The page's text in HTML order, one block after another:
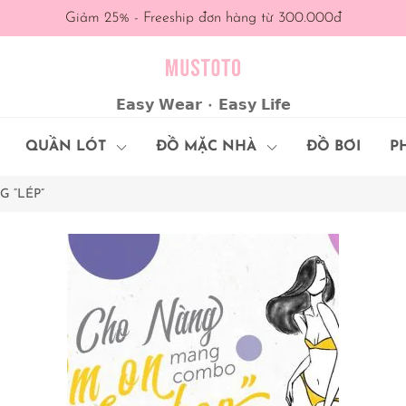
Giảm 25% - Freeship đơn hàng từ 300.000đ
𝗘𝗮𝘀𝘆 𝗪𝗲𝗮𝗿 • 𝗘𝗮𝘀𝘆 𝗟𝗶𝗳𝗲
QUẦN LÓT ĐỒ MẶC NHÀ ĐỒ BƠI
“LÉP”